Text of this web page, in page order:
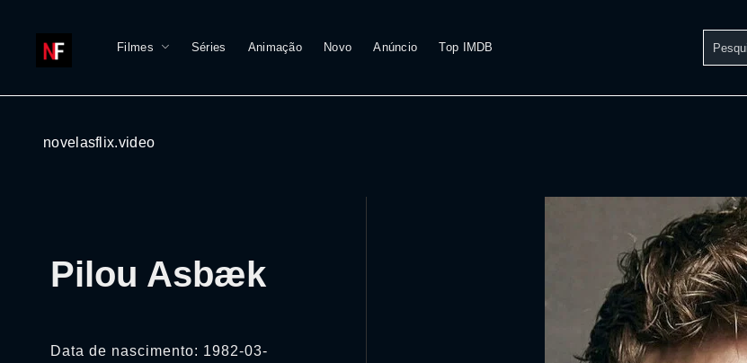
Filmes Séries Animação Novo Anúncio Top IMDB
novelasflix.video
Pilou Asbæk
Data de nascimento: 1982-03-